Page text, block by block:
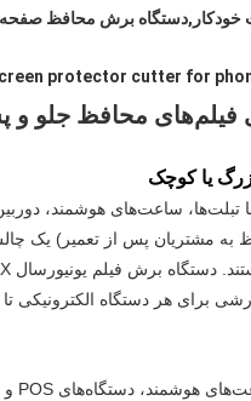
برش محافظ
protector cutter for
فیلم‌های محافظ جلو
یا کوچک
به مشتریان پس از تعمیر) یک